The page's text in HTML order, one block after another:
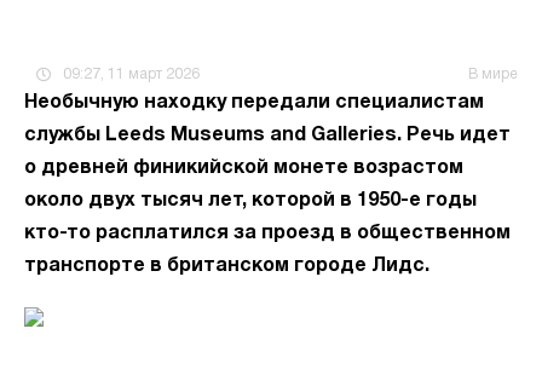
09:27, 11 март 2026 В мире
Необычную находку передали специалистам
службы Leeds Museums and Galleries. Речь идет
о древней финикийской монете возрастом
около двух тысяч лет, которой в 1950-е годы
кто-то расплатился за проезд в общественном
транспорте в британском городе Лидс.